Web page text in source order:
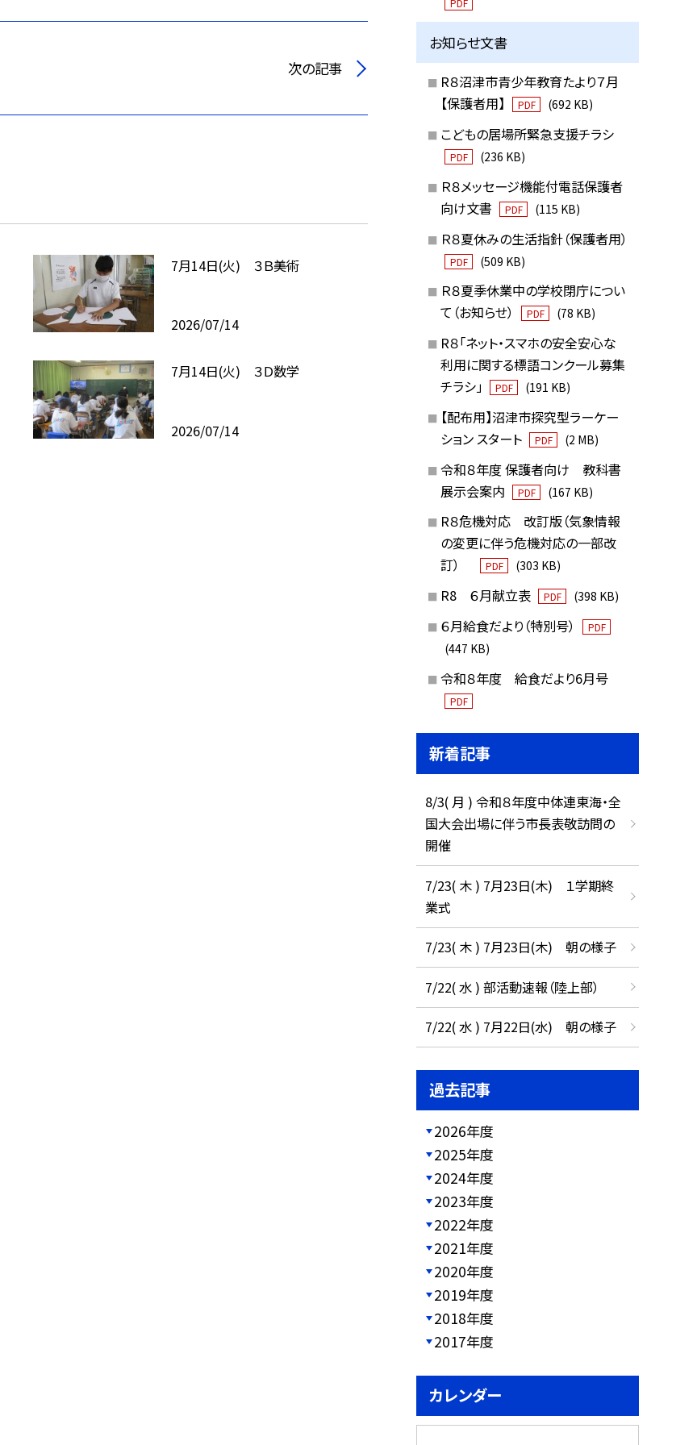
次の記事
7月14日(火) ３Ｂ美術
2026/07/14
7月14日(火) ３Ｄ数学
2026/07/14
PDF
お知らせ文書
R８沼津市青少年教育たより７月
【保護者用】
PDF (692 KB)
こどもの居場所緊急支援チラシ
PDF (236 KB)
Ｒ８メッセージ機能付電話保護者
向け文書
PDF (115 KB)
Ｒ８夏休みの生活指針（保護者用）
PDF (509 KB)
Ｒ８夏季休業中の学校閉庁につい
て（お知らせ）
PDF (78 KB)
R８「ネット・スマホの安全安心な
利用に関する標語コンクール募集
チラシ」
PDF (191 KB)
【配布用】沼津市探究型ラーケー
ション スタート
PDF (2 MB)
令和８年度 保護者向け 教科書
展示会案内
PDF (167 KB)
R８危機対応 改訂版（気象情報
の変更に伴う危機対応の一部改
訂）
PDF (303 KB)
R8 ６月献立表 PDF (398 KB)
６月給食だより（特別号） PDF
(447 KB)
令和８年度 給食だより6月号
PDF
新着記事
8/3( 月 ) 令和８年度中体連東海・全
国大会出場に伴う市長表敬訪問の
開催
7/23( 木 ) 7月23日(木) １学期終
業式
7/23( 木 ) 7月23日(木) 朝の様子
7/22( 水 ) 部活動速報（陸上部）
7/22( 水 ) 7月22日(水) 朝の様子
過去記事
2026年度
2025年度
2024年度
2023年度
2022年度
2021年度
2020年度
2019年度
2018年度
2017年度
カレンダー